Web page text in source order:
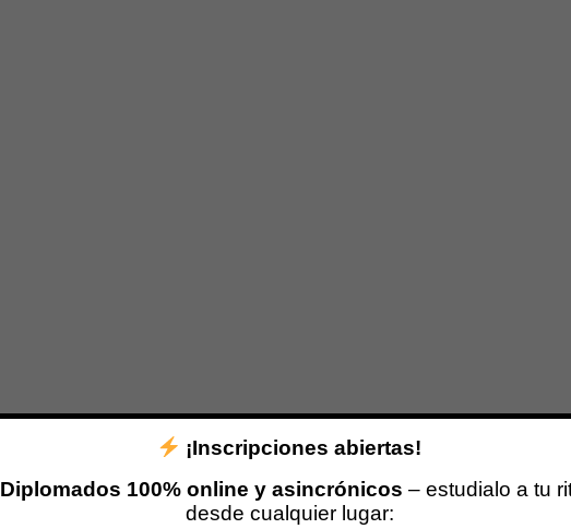
¡Inscripciones abiertas!
Diplomados 100% online y asincrónicos – estudialo a tu
desde cualquier lugar: